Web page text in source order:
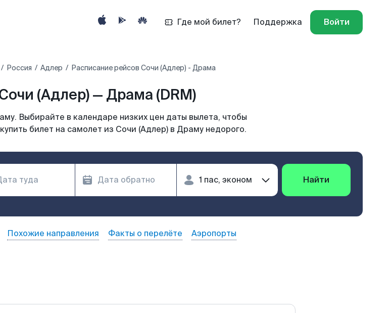
Где мой билет? Поддержка Войти
Россия Адлер Расписание рейсов Сочи (Адлер) - Драма
(Адлер) — Драма (DRM)
Выбирайте в календаре низких цен даты вылета, чтобы
билет на самолет из Сочи (Адлер) в Драму недорого.
Найти
Похожие направления Факты о перелёте Аэропорты